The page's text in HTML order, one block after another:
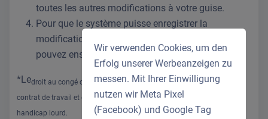
toutes les autres modifications à votre guise.
Pour que le système puisse enregistrer la
modification, n'oubliez pas de sauvegarder. Vous
pouvez ensuite attribuer le profil au salarié.
*Ledroit au congé dans l'image se compose de 30 jours issus du
contrat de travail et de 5 jours supplémentaires légaux en raison du
handicap lourd.
Wir verwenden Cookies, um den
Erfolg unserer Werbeanzeigen zu
messen. Mit Ihrer Einwilligung
nutzen wir Meta Pixel
(Facebook) und Google Tag